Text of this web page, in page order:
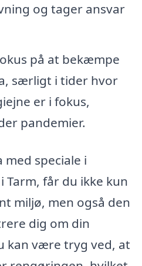
og tager ansvar
på at bekæmpe
særligt i tider hvor
er i fokus,
pandemier.
speciale i
får du ikke kun
miljø, men også den
dig om din
kan være tryg ved, at